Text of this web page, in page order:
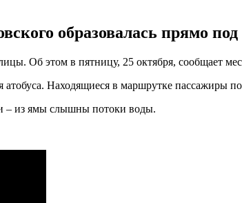
образовалась прямо
Об этом в пятницу, 25 октября, сообщает
Находящиеся в маршрутке пассажиры
– из ямы слышны потоки воды.